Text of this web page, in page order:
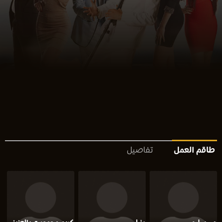
طاقم العمل تفاصيل